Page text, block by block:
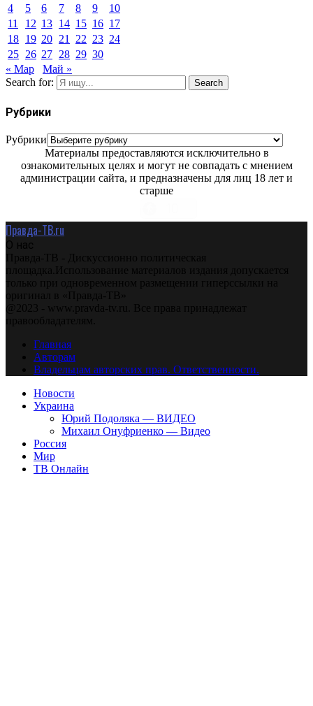
4
5 6 7 8 9
10
11
12 13 14 15 16 17
18 19 20 21 22 23 24
25 26 27 28 29 30
« Мар
Май »
Search for:
Search
Рубрики
Рубрики
Материалы предоставляются исключительно в
ознакомительных целях и могут не совпадать с мнением
администрации сайта, и предназначены для лиц 18 лет и
старше
Правда-ТВ.ru
О нас
Правда-ТВ - Дискуссионно политическая
площадка.Использование материалов издания допускается
только при одновременном размещении гиперссылки на
оригинал в «Правда-ТВ»
@2023 - www.pravda-tv.ru. Все права принадлежат
правообладателям.
Главная
Авторам
Владельцам авторских прав. Ответственности.
Новости
Украина
Юрий Подоляка — ВИДЕО
Михаил Онуфриенко — Видео
Россия
Мир
ТВ Онлайн